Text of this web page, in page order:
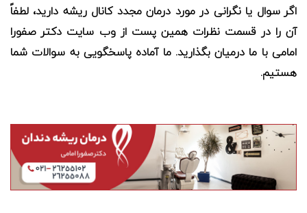
اگر سوال یا نگرانی در مورد درمان مجدد کانال ریشه دارید، لطفاً
آن را در قسمت نظرات همین پست از وب سایت دکتر صفورا
امامی با ما درمیان بگذارید. ما آماده پاسخگویی به سوالات شما
هستیم.